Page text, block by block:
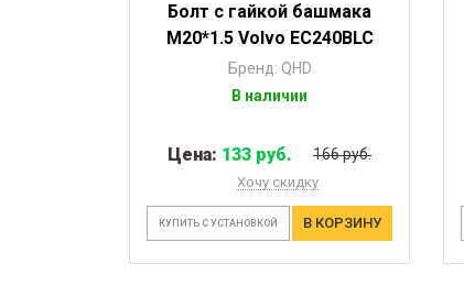
Болт с гайкой башмака
M20*1.5 Volvo EC240BLC
Бренд: QHD
В наличии
Цена: 133 руб. 166 руб.
Хочу скидку
КУПИТЬ С УСТАНОВКОЙ В КОРЗИНУ